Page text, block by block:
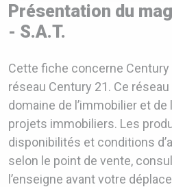
Présentation du
- S.A.T.
Cette fiche concerne Century
réseau Century 21. Ce
domaine de l’immobilier et
projets immobiliers. Les
disponibilités et conditions
selon le point de vente,
l’enseigne avant votre